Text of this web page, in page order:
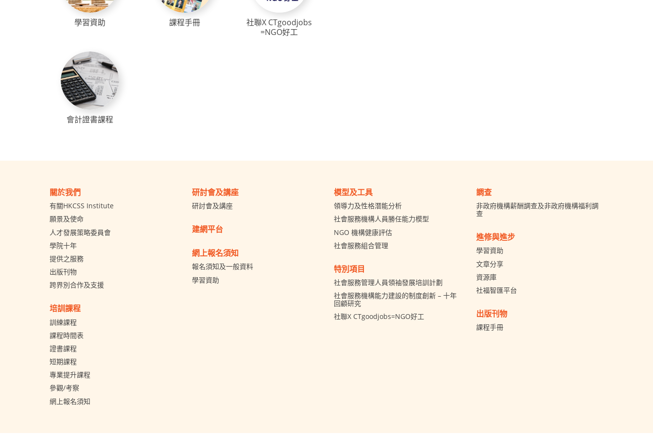
學習資助 課程手冊
社聯X CTgoodjobs
=NGO好工
會計證書課程
關於我們
有關HKCSS Institute
願景及使命
人才發展策略委員會
學院十年
提供之服務
出版刊物
跨界別合作及支援
培訓課程
訓練課程
課程時間表
證書課程
短期課程
專業提升課程
參觀/考察
網上報名須知
研討會及講座
研討會及講座
建網平台
網上報名須知
報名須知及一般資料
學習資助
模型及工具
領導力及性格潛能分析
社會服務機構人員勝任能力模型
NGO 機構健康評估
社會服務組合管理
特別項目
社會服務管理人員領袖發展培訓計劃
社會服務機構能力建設的制度創新 – 十年
回顧研究
社聯X CTgoodjobs=NGO好工
調查
非政府機構薪酬調查及非政府機構福利調
查
進修與進步
學習資助
文章分享
資源庫
社福智匯平台
出版刊物
課程手冊